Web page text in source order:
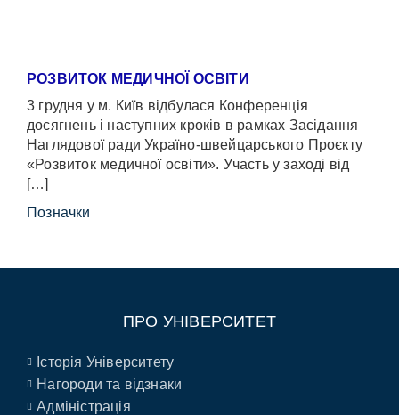
РОЗВИТОК МЕДИЧНОЇ ОСВІТИ
3 грудня у м. Київ відбулася Конференція
досягнень і наступних кроків в рамках Засідання
Наглядової ради Україно-швейцарського Проєкту
«Розвиток медичної освіти». Участь у заході від
[…]
Позначки
ПРО УНІВЕРСИТЕТ
Історія Університету
Нагороди та відзнаки
Адміністрація